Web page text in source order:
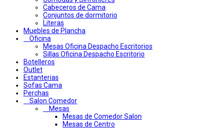
Cabeceros de Cama
Conjuntos de dormitorio
Literas
Muebles de Plancha
Oficina
Mesas Oficina Despacho Escritorios
Sillas Oficina Despacho Escritorio
Botelleros
Outlet
Estanterias
Sofas Cama
Perchas
Salon Comedor
Mesas
Mesas de Comedor Salon
Mesas de Centro